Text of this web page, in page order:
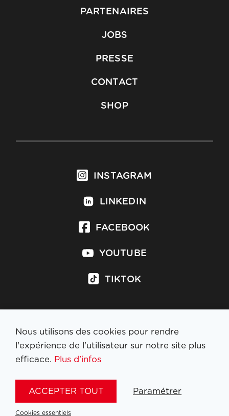
PARTENAIRES
JOBS
PRESSE
CONTACT
SHOP
INSTAGRAM
LINKEDIN
FACEBOOK
YOUTUBE
TIKTOK
S'inscrire à la newsletter
Nous utilisons des cookies pour rendre
l'expérience de l'utilisateur sur notre site plus
efficace. Plus d'infos
ACCEPTER TOUT Paramétrer
Cookies essentiels